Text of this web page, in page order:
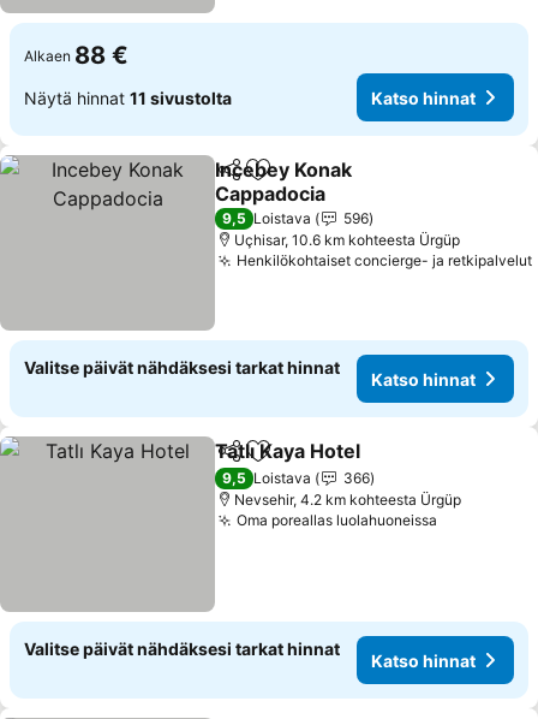
Alkaen 88 €
Näytä hinnat 11 sivustolta Katso hinnat
Jaa Lisää suosikkeihin
Incebey Konak
Cappadocia
9,5 Loistava
596
Uçhisar, 10.6 km kohteesta Ürgüp
Henkilökohtaiset concierge- ja retkipalvelut
Valitse päivät nähdäksesi tarkat hinnat
Katso hinnat
Jaa Lisää suosikkeihin
Tatlı Kaya Hotel
9,5 Loistava
366
Nevsehir, 4.2 km kohteesta Ürgüp
Oma poreallas luolahuoneissa
Valitse päivät nähdäksesi tarkat hinnat
Katso hinnat